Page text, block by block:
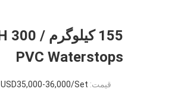
PVC Waterstops
قیمت: USD35,000-36,000/Set